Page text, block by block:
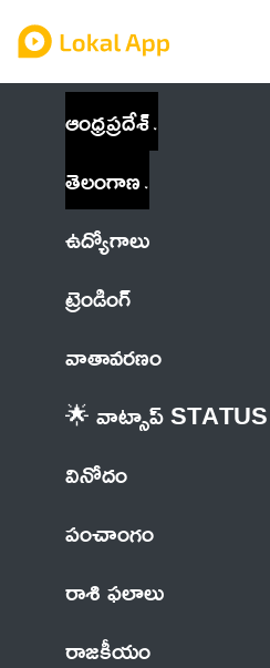
ఆంధ్రప్రదేశ్
తెలంగాణ
ఉద్యోగాలు
ట్రెండింగ్
వాతావరణం
🌟 వాట్సాప్ STATUS
వినోదం
పంచాంగం
రాశి ఫలాలు
రాజకీయం